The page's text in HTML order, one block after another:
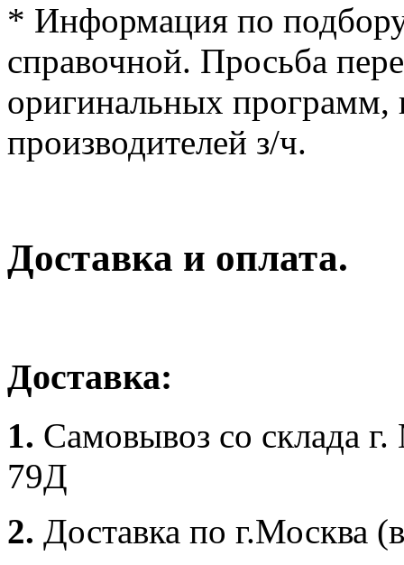
* Информация по подбору
справочной. Просьба
оригинальных программ,
производителей з/ч.
Доставка и оплата.
Доставка:
1. Самовывоз со склада
79Д
2. Доставка по г.Москва